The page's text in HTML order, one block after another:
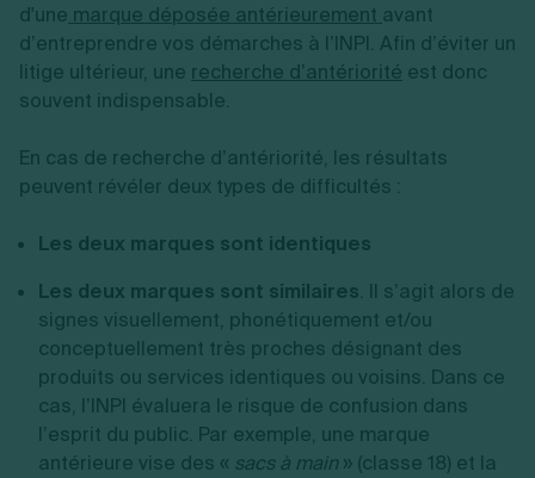
d'une marque déposée antérieurement avant
d’entreprendre vos démarches à l’INPI. Afin d’éviter un
litige ultérieur, une recherche d’antériorité est donc
souvent indispensable.
En cas de recherche d’antériorité, les résultats
peuvent révéler deux types de difficultés :
Les deux marques sont identiques
Les deux marques sont similaires. Il s’agit alors de
signes visuellement, phonétiquement et/ou
conceptuellement très proches désignant des
produits ou services identiques ou voisins. Dans ce
cas, l’INPI évaluera le risque de confusion dans
l’esprit du public. Par exemple, une marque
antérieure vise des « sacs à main » (classe 18) et la